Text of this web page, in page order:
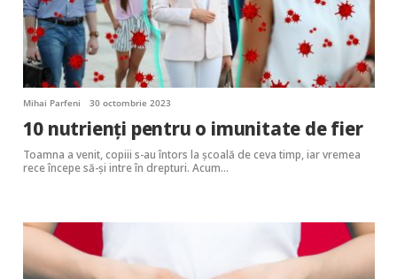
Mihai Parfeni 30 octombrie 2023
10 nutrienți pentru o imunitate de fier
Toamna a venit, copiii s-au întors la școală de ceva timp, iar vremea
rece începe să-și intre în drepturi. Acum…